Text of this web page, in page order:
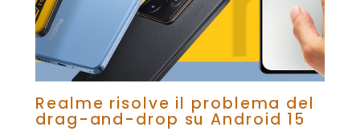
Realme risolve il problema del
drag-and-drop su Android 15